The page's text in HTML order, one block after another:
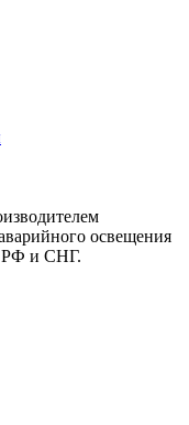
освещения
РФ и СНГ.